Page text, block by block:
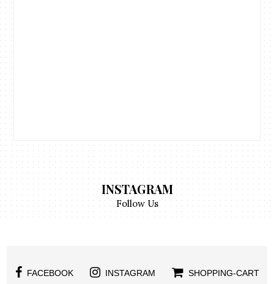
INSTAGRAM
Follow Us
FACEBOOK INSTAGRAM SHOPPING-CART